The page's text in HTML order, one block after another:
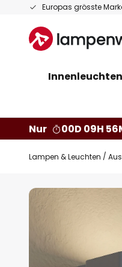
Europas grösste
Zum
springen
Innenleuchten
Nur
00D 09H
Lampen & Leuchten
Zum
Ende
Bildgalerie
springen